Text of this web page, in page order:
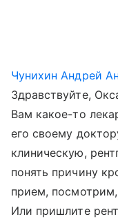
Чунихин Андрей
Здравствуйте,
Вам какое-то
его своему
клиническую,
понять причину
прием,
Или пришлите